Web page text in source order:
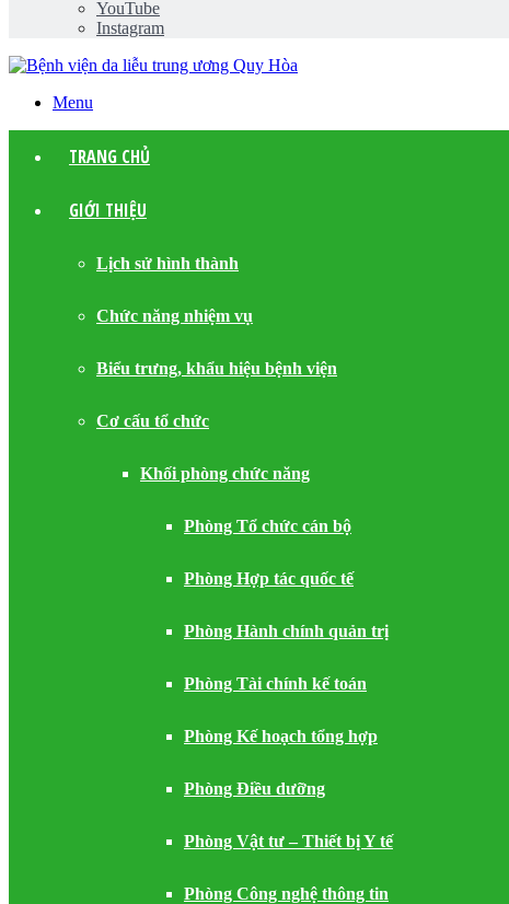
YouTube
Instagram
Menu
TRANG CHỦ
GIỚI THIỆU
Lịch sử hình thành
Chức năng nhiệm vụ
Biểu trưng, khẩu hiệu bệnh viện
Cơ cấu tổ chức
Khối phòng chức năng
Phòng Tổ chức cán bộ
Phòng Hợp tác quốc tế
Phòng Hành chính quản trị
Phòng Tài chính kế toán
Phòng Kế hoạch tổng hợp
Phòng Điều dưỡng
Phòng Vật tư – Thiết bị Y tế
Phòng Công nghệ thông tin